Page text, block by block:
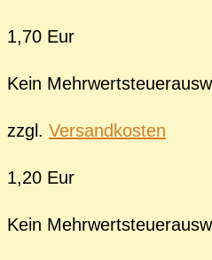
1,70 Eur
Kein
zzgl. Versandkosten
1,20 Eur
Kein